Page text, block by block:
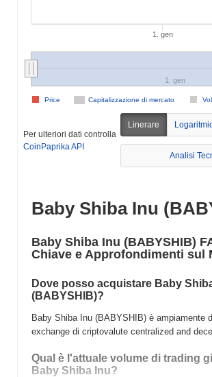
1. gen
Capitalizzazione di mercato
Price
1. gen
Per ulteriori dati controlla
CoinPaprika API
Linerare
Analisi
Baby Shiba Inu
Baby Shiba Inu (BABYSHIB)
Chiave e Approfondimenti sul
Dove posso acquistare Baby
(BABYSHIB)?
Baby Shiba Inu (BABYSHIB) è ampiamente
exchange di criptovalute centralized and
Qual è l'attuale volume di trading
Baby Shiba Inu?